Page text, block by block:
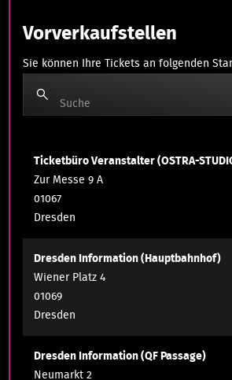
Vorverkaufstellen
Sie können Ihre Tickets an folgenden
Suche
Ticketbüro Veranstalter (OSTRA-
Zur Messe 9 A
01067
Dresden
Dresden Information (Hauptbahnhof)
Wiener Platz 4
01069
Dresden
Dresden Information (QF Passage)
Neumarkt 2